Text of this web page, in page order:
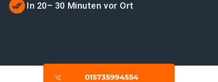
In 20– 30 Minuten vor Ort